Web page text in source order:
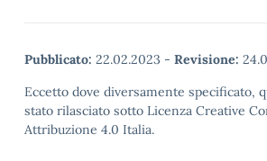
Pubblicato: 22.02.2023 - Revisione:
Eccetto dove diversamente specificato,
stato rilasciato sotto Licenza Creative
Attribuzione 4.0 Italia.